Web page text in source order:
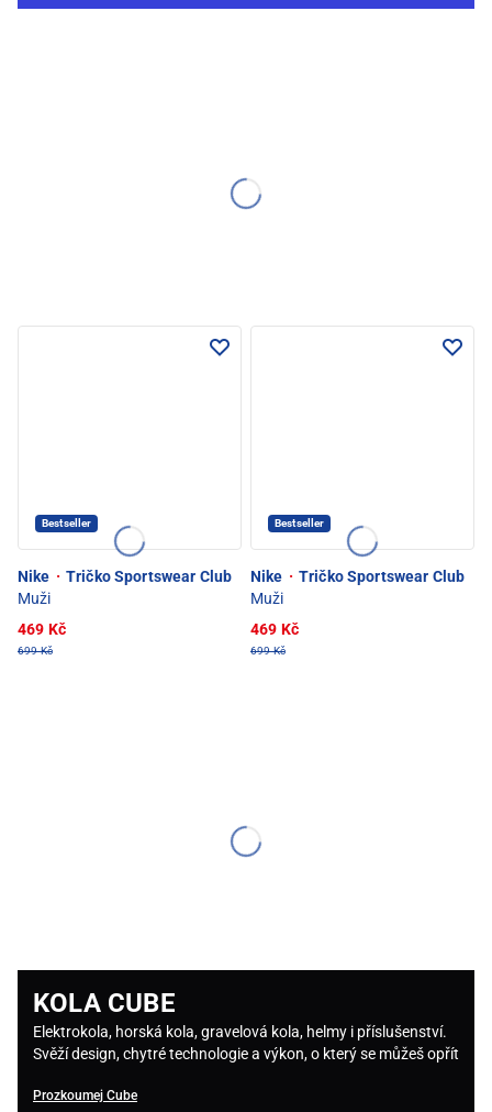
Bestseller
Nike · Tričko Sportswear Club
Muži
469 Kč
699 Kč
Bestseller
Nike · Tričko Sportswear Club
Muži
469 Kč
699 Kč
KOLA CUBE
Elektrokola, horská kola, gravelová kola, helmy i příslušenství.
Svěží design, chytré technologie a výkon, o který se můžeš opřít
Prozkoumej Cube